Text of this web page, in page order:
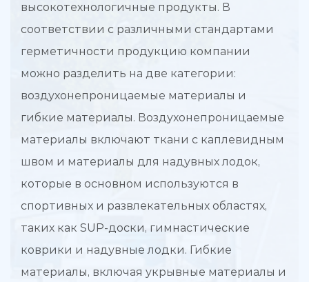
высокотехнологичные продукты. В
соответствии с различными стандартами
герметичности продукцию компании
можно разделить на две категории:
воздухонепроницаемые материалы и
гибкие материалы. Воздухонепроницаемые
материалы включают ткани с каплевидным
швом и материалы для надувных лодок,
которые в основном используются в
спортивных и развлекательных областях,
таких как SUP-доски, гимнастические
коврики и надувные лодки. Гибкие
материалы, включая укрывные материалы и